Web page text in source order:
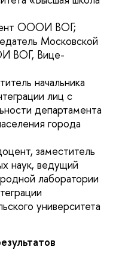
ОООИ ВОГ;
Московской
ВОГ, Вице-
начальника
лиц с
департамента
города
заместитель
наук, ведущий
лаборатории
университета